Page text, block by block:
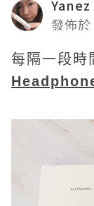
Yanez
發佈
每隔一段時